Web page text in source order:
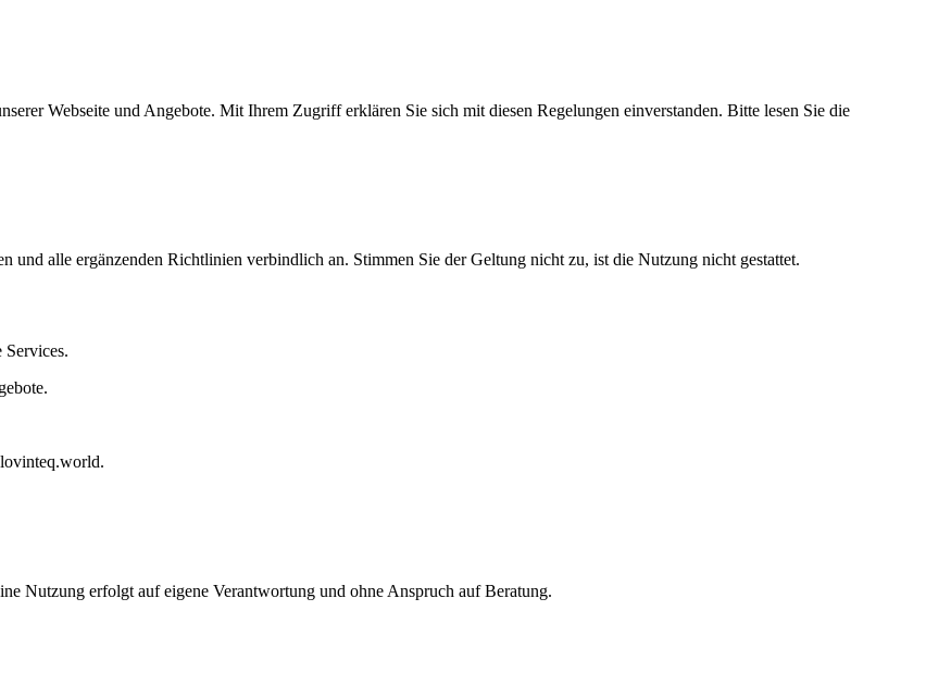
Webseite und Angebote. Mit Ihrem Zugriff erklären Sie sich mit diesen Regelungen einverstanden. Bitte lesen Sie die
und alle ergänzenden Richtlinien verbindlich an. Stimmen Sie der Geltung nicht zu, ist die Nutzung nicht gestattet.
Nutzung erfolgt auf eigene Verantwortung und ohne Anspruch auf Beratung.